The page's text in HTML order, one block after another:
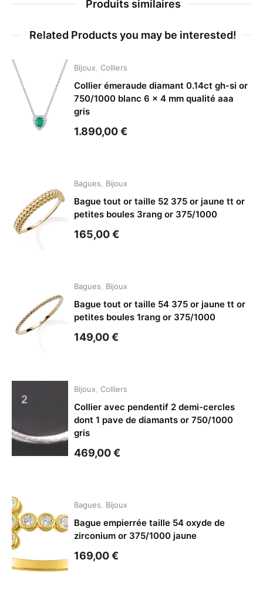
Produits similaires
Related Products you may be interested!
Bijoux Colliers
Collier émeraude diamant 0.14ct gh-si or
750/1000 blanc 6 x 4 mm qualité aaa
gris
1.890,00€
Bagues Bijoux
Bague tout or taille 52 375 or jaune tt or
petites boules 3rang or 375/1000
165,00€
Bagues Bijoux
Bague tout or taille 54 375 or jaune tt or
petites boules 1rang or 375/1000
149,00€
Bijoux Colliers
Collier avec pendentif 2 demi-cercles
dont 1 pave de diamants or 750/1000
gris
469,00€
Bagues Bijoux
Bague empierrée taille 54 oxyde de
zirconium or 375/1000 jaune
169,00€